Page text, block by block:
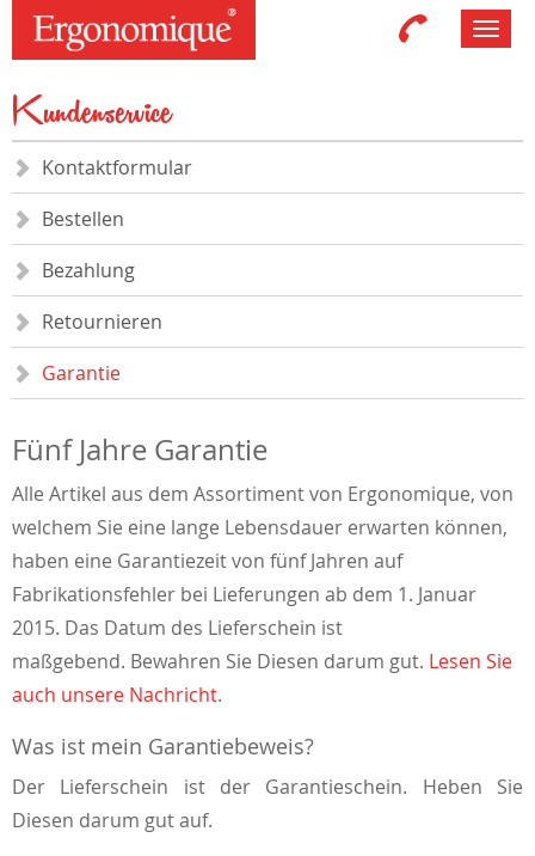
Kundenservice
Kontaktformular
Bestellen
Bezahlung
Retournieren
Garantie
Fünf Jahre Garantie
Alle Artikel aus dem Assortiment von Ergonomique, von
welchem Sie eine lange Lebensdauer erwarten können,
haben eine Garantiezeit von fünf Jahren auf
Fabrikationsfehler bei Lieferungen ab dem 1. Januar
2015. Das Datum des Lieferschein ist
maßgebend. Bewahren Sie Diesen darum gut. Lesen Sie
auch unsere Nachricht.
Was ist mein Garantiebeweis?
Der Lieferschein ist der Garantieschein. Heben Sie
Diesen darum gut auf.